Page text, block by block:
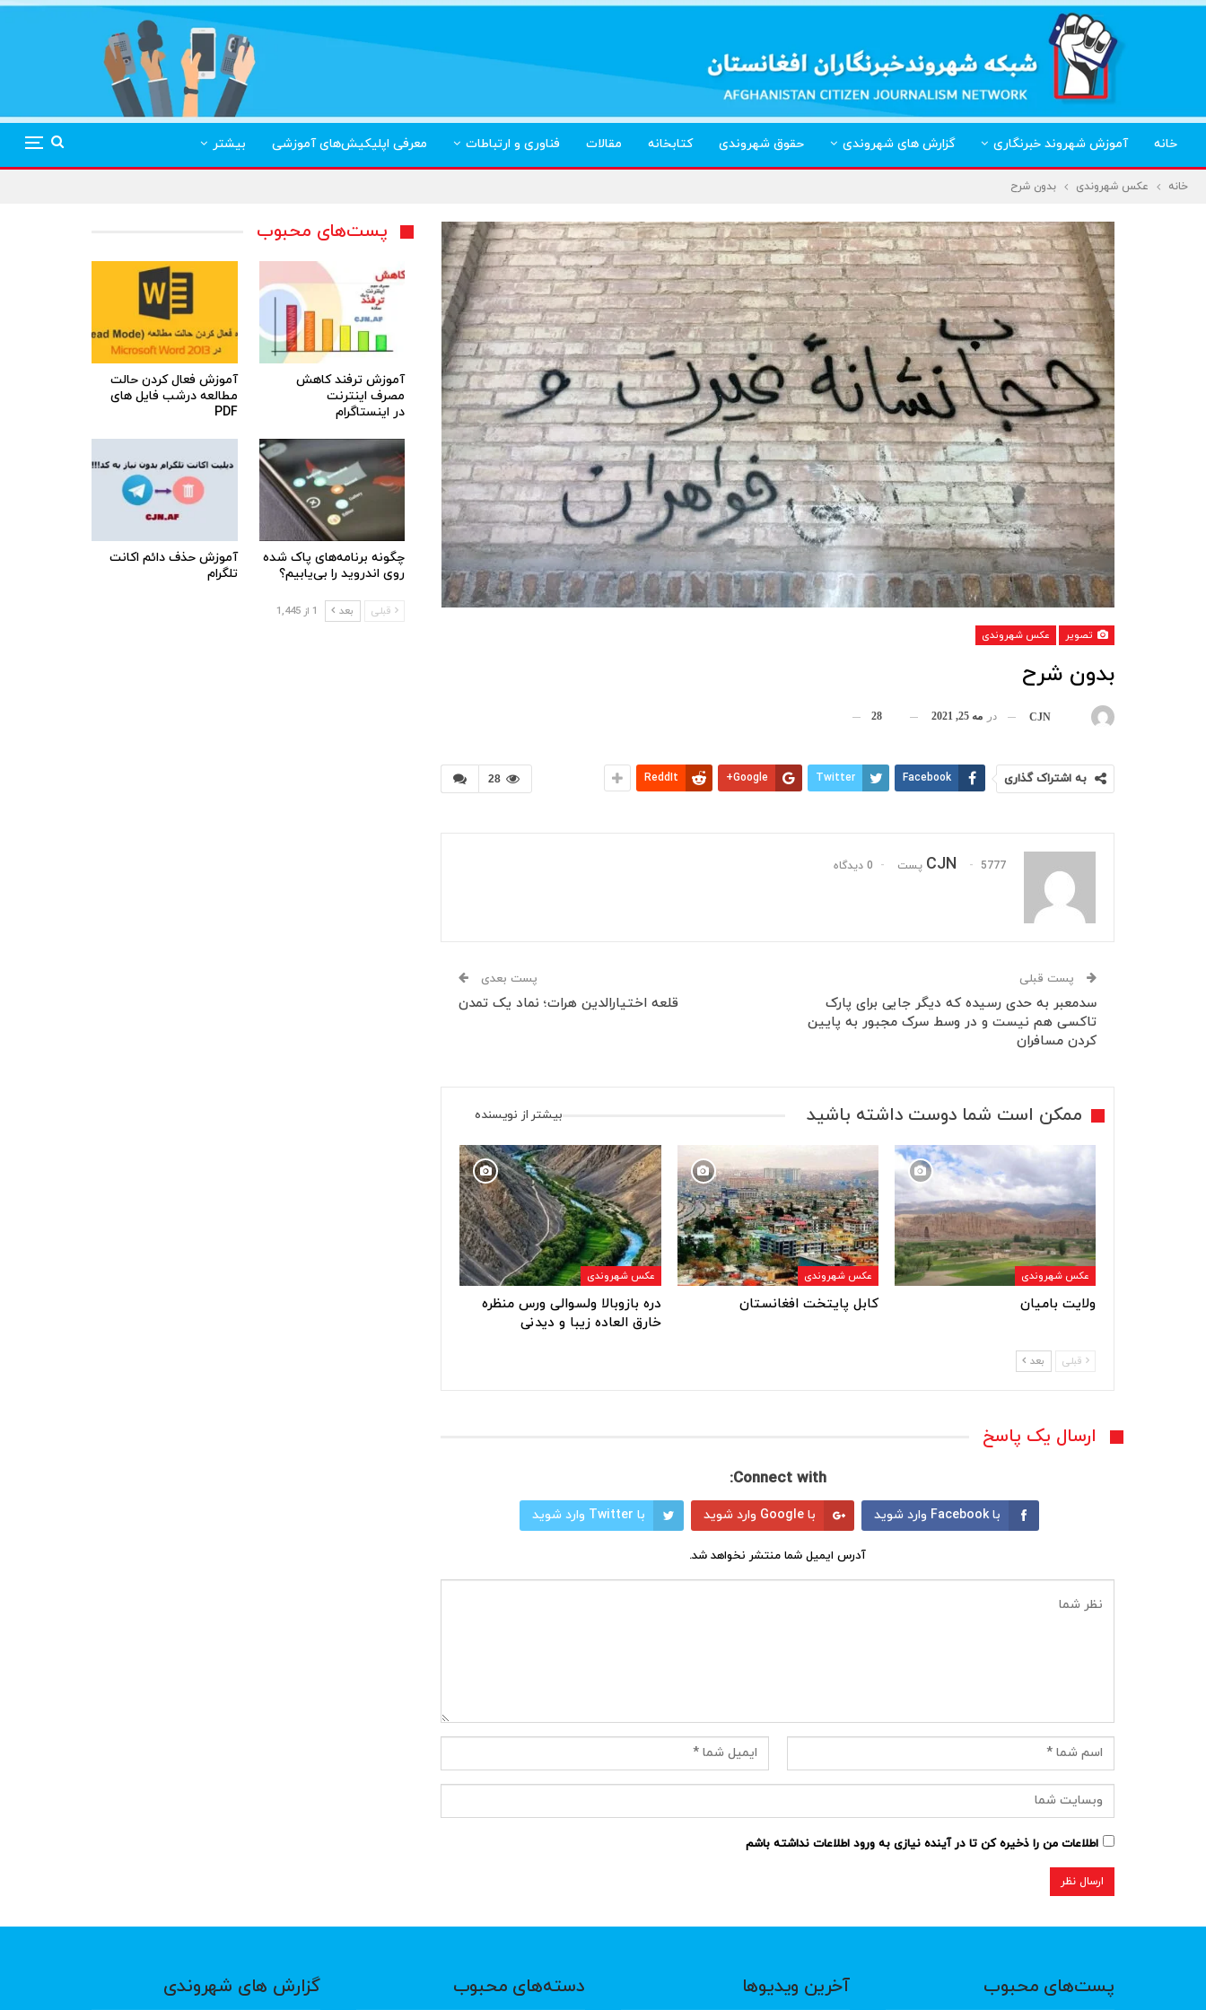
خانه آموزش شهروند خبرنگاری گزارش های شهروندی حقوق شهروندی کتابخانه مقالات فناوری و ارتباطات معرفی اپلیکیش‌های آموزشی بیشتر
خانه عکس شهروندی بدون شرح
تصویر عکس شهروندی
بدون شرح
CJN در مه 25, 2021 28
28 به اشتراک گذاری Facebook
Twitter
Google+
ReddIt
CJN 5777 پست 0 دیدگاه
پست قبلی
سدمعبر به حدی رسیده که دیگر جایی برای پارک
تاکسی هم نیست و در وسط سرک مجبور به پایین
کردن مسافران
پست بعدی
قلعه اختیارالدین هرات؛ نماد یک تمدن
ممکن است شما دوست داشته باشید بیشتر از نویسنده
عکس شهروندی
ولایت بامیان
عکس شهروندی
کابل پایتخت افغانستان
عکس شهروندی
دره بازوبالا ولسوالی ورس منظره
خارق العاده زیبا و دیدنی
قبلی بعد
ارسال یک پاسخ
Connect with:
با Facebook وارد شوید با Google وارد شوید با Twitter وارد شوید
آدرس ایمیل شما منتشر نخواهد شد.
اطلاعات من را ذخیره کن تا در آینده نیازی به ورود اطلاعات نداشته باشم
پست‌های محبوب
آموزش ترفند کاهش
مصرف اینترنت
در اینستاگرام
آموزش فعال کردن حالت
مطالعه درشب فایل های
PDF
چگونه برنامه‌های پاک شده
روی اندروید را بی‌یابیم؟
آموزش حذف دائم اکانت
تلگرام
قبلی بعد 1 از 1,445
پست‌های محبوب آخرین ویدیوها دسته‌های محبوب گزارش های شهروندی